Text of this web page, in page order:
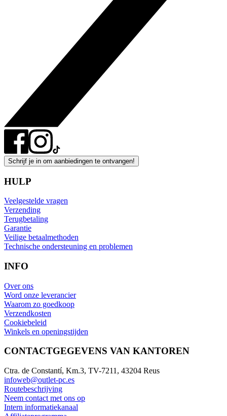
Schrijf je in om aanbiedingen te ontvangen!
HULP
Veelgestelde vragen
Verzending
Terugbetaling
Garantie
Veilige betaalmethoden
Technische ondersteuning en problemen
INFO
Over ons
Word onze leverancier
Waarom zo goedkoop
Verzendkosten
Cookiebeleid
Winkels en openingstijden
CONTACTGEGEVENS VAN KANTOREN
Ctra. de Constantí, Km.3, TV-7211, 43204 Reus
infoweb@outlet-pc.es
Routebeschrijving
Neem contact met ons op
Intern informatiekanaal